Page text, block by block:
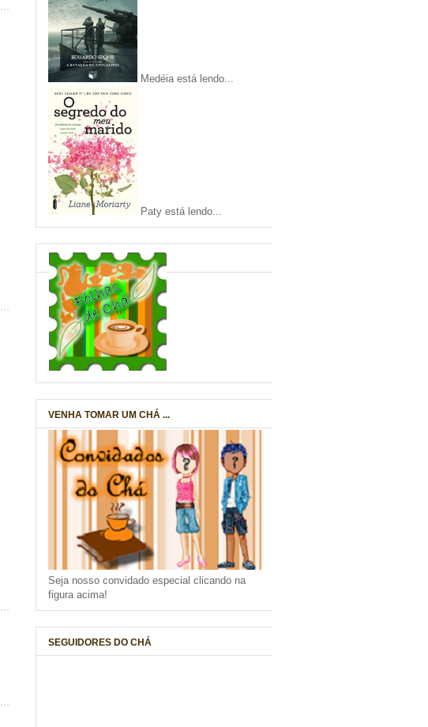
Medéia está lendo...
Paty está lendo...
VENHA TOMAR UM CHÁ ...
Seja nosso convidado especial clicando na
figura acima!
SEGUIDORES DO CHÁ